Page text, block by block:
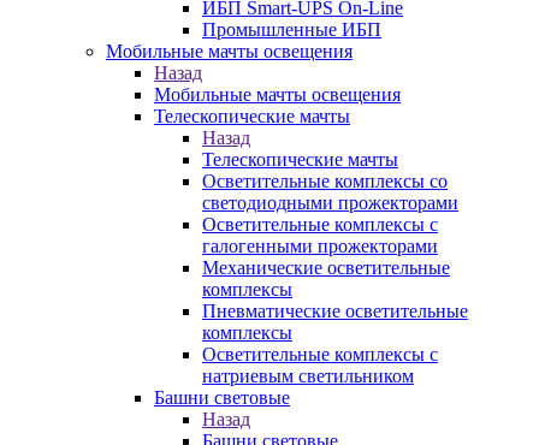
ИБП Smart-UPS On-Line
Промышленные ИБП
Мобильные мачты освещения
Назад
Мобильные мачты освещения
Телескопические мачты
Назад
Телескопические мачты
Осветительные комплексы со
светодиодными прожекторами
Осветительные комплексы с
галогенными прожекторами
Механические осветительные
комплексы
Пневматические осветительные
комплексы
Осветительные комплексы с
натриевым светильником
Башни световые
Назад
Башни световые